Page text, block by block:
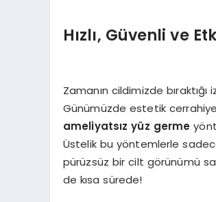
Hızlı, Güvenli ve
Zamanın cildimizde
Günümüzde estetik cerrahiye
ameliyatsız yüz germe
Üstelik bu yöntemlerle
pürüzsüz bir cilt görünümü
de kısa sürede!